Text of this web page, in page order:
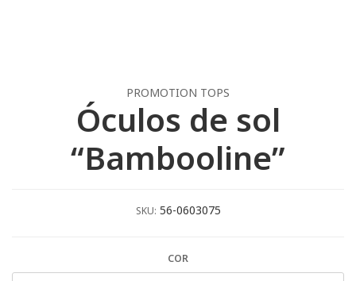
PROMOTION TOPS
Óculos de sol
“Bambooline”
SKU: 56-0603075
COR